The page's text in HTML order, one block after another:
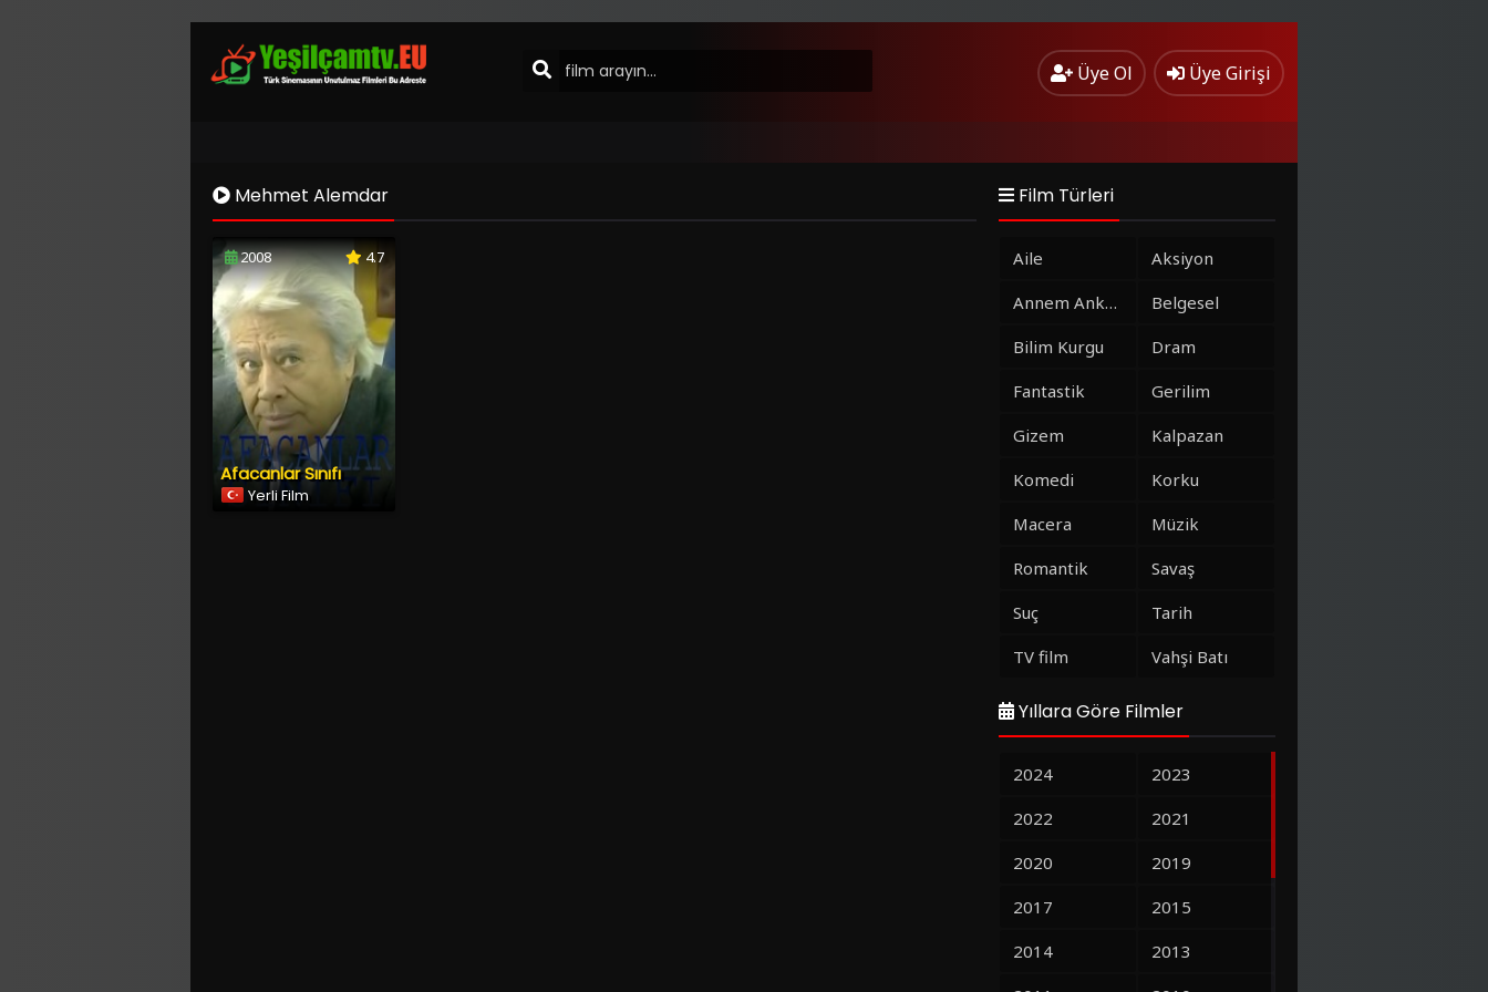
Üye Ol Üye Girişi
Mehmet Alemdar
2008 4.7
Afacanlar Sınıfı
Yerli Film
Film Türleri
Aile
Aksiyon
Annem Ankara
Belgesel
Bilim Kurgu
Dram
Fantastik
Gerilim
Gizem
Kalpazan
Komedi
Korku
Macera
Müzik
Romantik
Savaş
Suç
Tarih
TV film
Vahşi Batı
Yıllara Göre Filmler
2024
2023
2022
2021
2020
2019
2017
2015
2014
2013